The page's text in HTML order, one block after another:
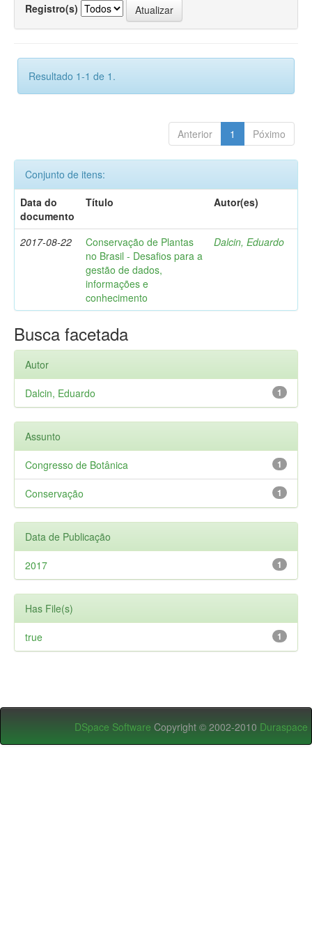
Registro(s)
Resultado 1-1 de 1.
Anterior 1 Póximo
Conjunto de itens:
Data do
documento
Título Autor(es)
2017-08-22
Conservação de Plantas
no Brasil - Desafios para a
gestão de dados,
informações e
conhecimento
Dalcin, Eduardo
Busca facetada
Autor
1
Dalcin, Eduardo
Assunto
1
Congresso de Botânica
1
Conservação
Data de Publicação
1
2017
Has File(s)
1
true
DSpace Software Copyright © 2002-2010 Duraspace